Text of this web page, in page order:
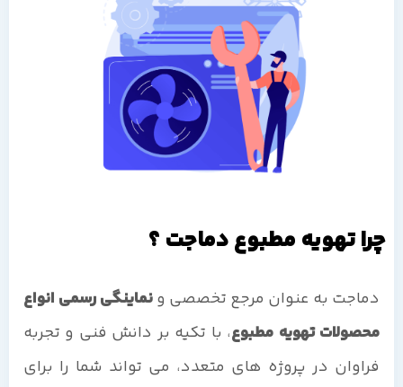
چرا تهویه مطبوع دماجت ؟
دماجت به عنوان مرجع تخصصی ونماینگی رسمی انواع
محصولات تهویه مطبوع، با تکیه بر دانش فنی و تجربه
فراوان در پروژه های متعدد، می تواند شما را برای